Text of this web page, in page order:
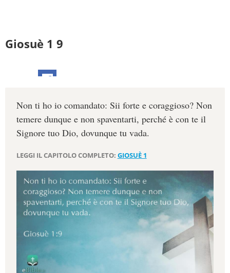
Giosuè 1 9
Non ti ho io comandato: Sii forte e coraggioso? Non
temere dunque e non spaventarti, perché è con te il
Signore tuo Dio, dovunque tu vada.
LEGGI IL CAPITOLO COMPLETO: GIOSUÈ 1